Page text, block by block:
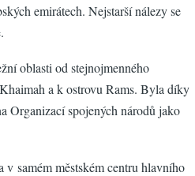
emirátech. Nejstarší nálezy se
oblasti od stejnojmenného
a k ostrovu Rams. Byla díky
Organizací spojených národů jako
v samém městském centru hlavního